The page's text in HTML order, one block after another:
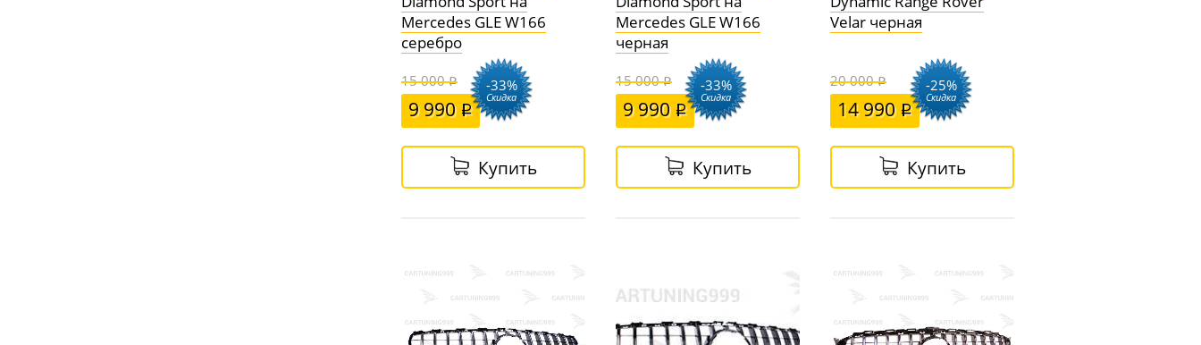
Mercedes GLE W166
серебро
15 000
9 990
-33%
Скидка
Купить
Mercedes GLE W166
черная
15 000
9 990
-33%
Скидка
Купить
Velar черная
20 000
14 990
-25%
Скидка
Купить